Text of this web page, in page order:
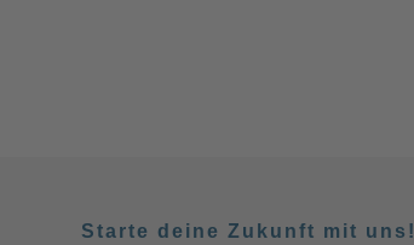
Starte deine Zukunft mit uns!